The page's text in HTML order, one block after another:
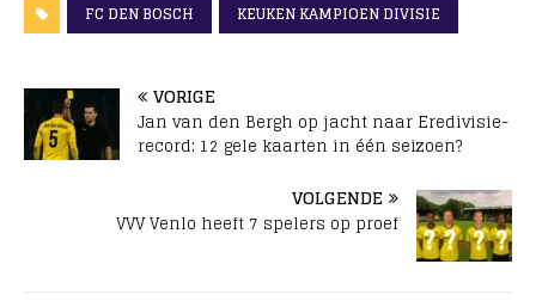
FC DEN BOSCH KEUKEN KAMPIOEN DIVISIE
VORIGE
Jan van den Bergh op jacht naar Eredivisie-
record: 12 gele kaarten in één seizoen?
VOLGENDE
VVV Venlo heeft 7 spelers op proef